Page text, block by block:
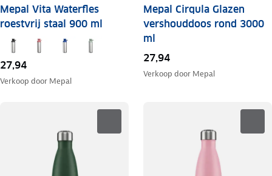
Mepal Vita Waterfles
roestvrij staal 900 ml
27,94
Verkoop door Mepal
Mepal Cirqula Glazen
vershouddoos rond 3000
ml
27,94
Verkoop door Mepal